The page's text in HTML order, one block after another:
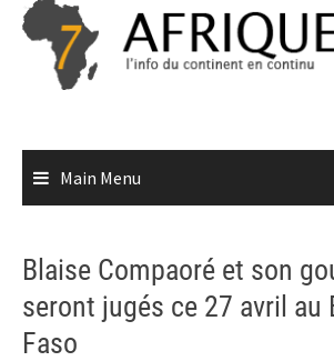
Skip
content
Main Menu
Blaise Compaoré et son
seront jugés ce 27 avril au
Faso